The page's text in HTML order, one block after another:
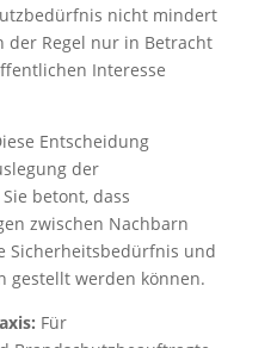
nicht mindert
der Regel nur in Betracht
Interesse
Entscheidung
der
betont, dass
zwischen Nachbarn
Sicherheitsbedürfnis und
gestellt werden können.
Für